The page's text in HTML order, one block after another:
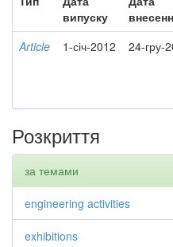
випуску
Article 1-січ-2012 24-гру-
Розкриття
за темами
engineering activities
exhibitions